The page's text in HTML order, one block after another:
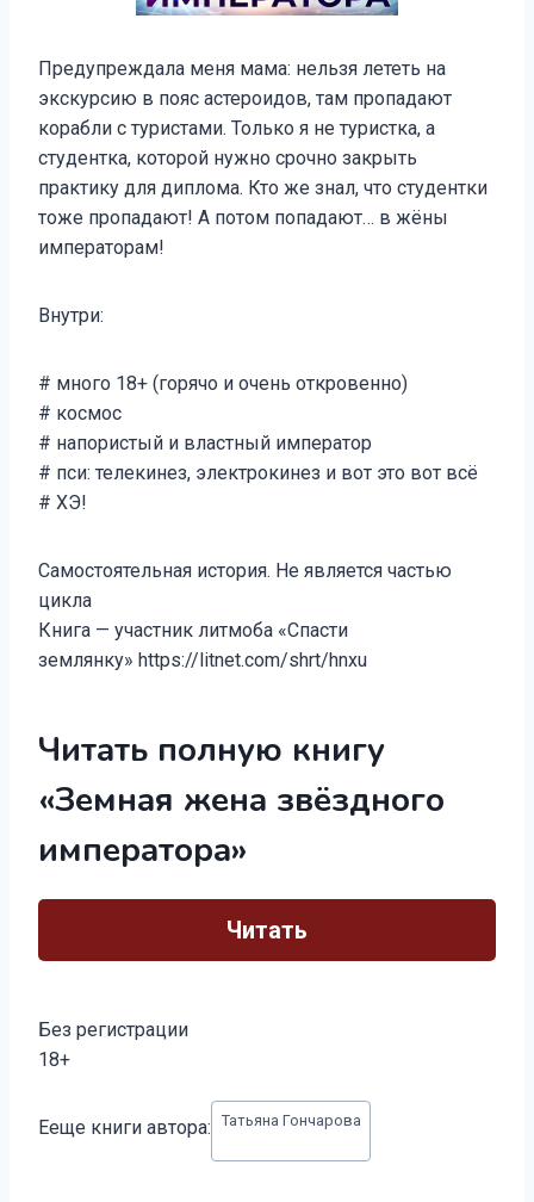
Предупреждала меня мама: нельзя лететь на
экскурсию в пояс астероидов, там пропадают
корабли с туристами. Только я не туристка, а
студентка, которой нужно срочно закрыть
практику для диплома. Кто же знал, что студентки
тоже пропадают! А потом попадают… в жёны
императорам!
Внутри:
# много 18+ (горячо и очень откровенно)
# космос
# напористый и властный император
# пси: телекинез, электрокинез и вот это вот всё
# ХЭ!
Самостоятельная история. Не является частью
цикла
Книга — участник литмоба «Спасти
землянку» https://litnet.com/shrt/hnxu
Читать полную книгу
«Земная жена звёздного
императора»
Читать
Без регистрации
18+
записи:
Ееще книги автора: Татьяна Гончарова